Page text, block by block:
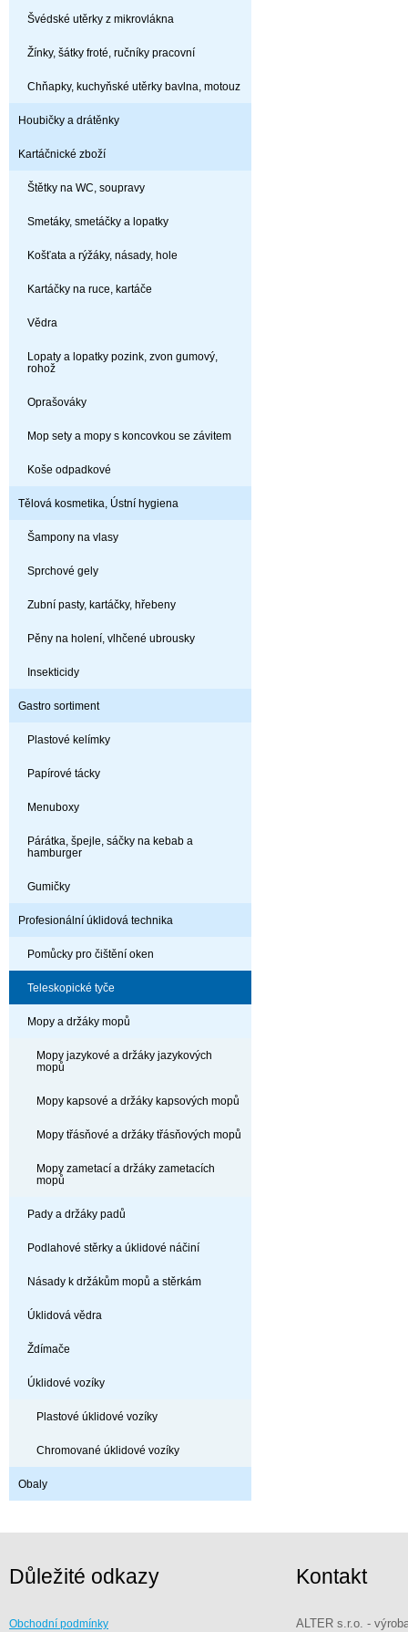
Švédské utěrky z mikrovlákna
Žínky, šátky froté, ručníky pracovní
Chňapky, kuchyňské utěrky bavlna, motouz
Houbičky a drátěnky
Kartáčnické zboží
Štětky na WC, soupravy
Smetáky, smetáčky a lopatky
Košťata a rýžáky, násady, hole
Kartáčky na ruce, kartáče
Vědra
Lopaty a lopatky pozink, zvon gumový,
rohož
Oprašováky
Mop sety a mopy s koncovkou se závitem
Koše odpadkové
Tělová kosmetika, Ústní hygiena
Šampony na vlasy
Sprchové gely
Zubní pasty, kartáčky, hřebeny
Pěny na holení, vlhčené ubrousky
Insekticidy
Gastro sortiment
Plastové kelímky
Papírové tácky
Menuboxy
Párátka, špejle, sáčky na kebab a
hamburger
Gumičky
Profesionální úklidová technika
Pomůcky pro čištění oken
Teleskopické tyče
Mopy a držáky mopů
Mopy jazykové a držáky jazykových
mopů
Mopy kapsové a držáky kapsových mopů
Mopy třásňové a držáky třásňových mopů
Mopy zametací a držáky zametacích
mopů
Pady a držáky padů
Podlahové stěrky a úklidové náčiní
Násady k držákům mopů a stěrkám
Úklidová vědra
Ždímače
Úklidové vozíky
Plastové úklidové vozíky
Chromované úklidové vozíky
Obaly
Důležité odkazy
Obchodní podmínky
Kontakt
ALTER s.r.o. -